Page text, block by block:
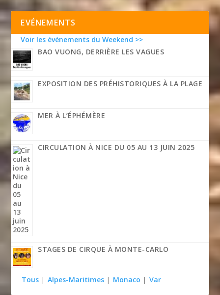
EVÉNEMENTS
Voir les événements du Weekend >>
BAO VUONG, DERRIÈRE LES VAGUES
EXPOSITION DES PRÉHISTORIQUES À LA PLAGE
MER À L’ÉPHÉMÈRE
CIRCULATION À NICE DU 05 AU 13 JUIN 2025
STAGES DE CIRQUE À MONTE-CARLO
Tous | Alpes-Maritimes | Monaco | Var